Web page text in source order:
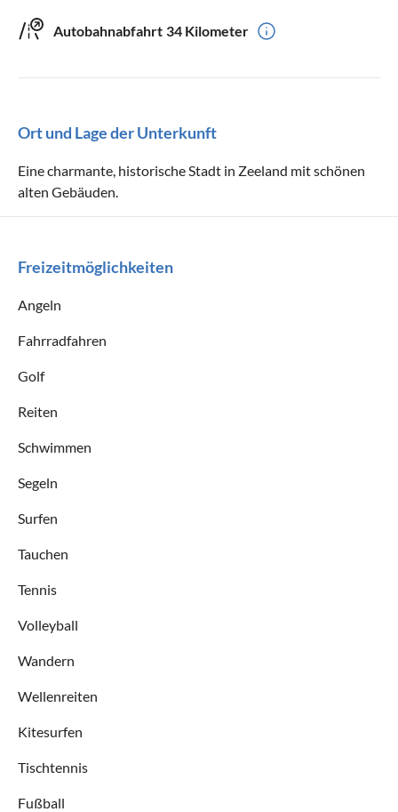
Autobahnabfahrt 34 Kilometer
Ort und Lage der Unterkunft
Eine charmante, historische Stadt in Zeeland mit schönen
alten Gebäuden.
Freizeitmöglichkeiten
Angeln
Fahrradfahren
Golf
Reiten
Schwimmen
Segeln
Surfen
Tauchen
Tennis
Volleyball
Wandern
Wellenreiten
Kitesurfen
Tischtennis
Fußball